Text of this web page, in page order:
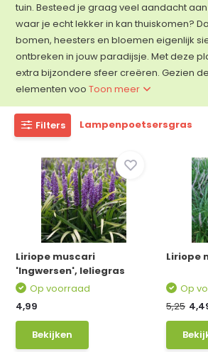
tuin. Besteed je graag veel aandacht
waar je echt lekker in kan thuiskomen?
bomen, heesters en bloemen eigenlijk
ontbreken in jouw paradijsje. Met deze
extra bijzondere sfeer creëren. Gezien
elementen vooToon meer
Filters Lampenpoetsersgras
Liriope muscari
'Ingwersen', leliegras
Op voorraad
4,99
Bekijken
Liriope
Op
5,25